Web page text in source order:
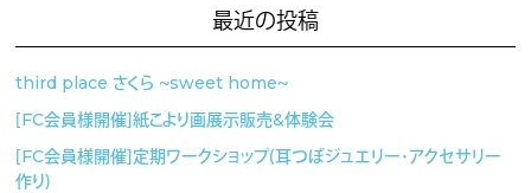
最近の投稿
third place さくら 〜sweet home〜
［FC会員様開催］紙こより画展示販売&体験会
［FC会員様開催］定期ワークショップ（耳つぼジュエリー・アクセサリー
作り）